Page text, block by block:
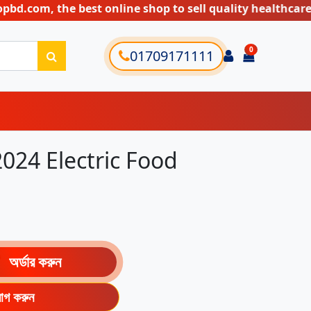
the best online shop to sell quality healthcare,
01709171111 Login
0items in
Electric Food
অর্ডার করুন
করুন